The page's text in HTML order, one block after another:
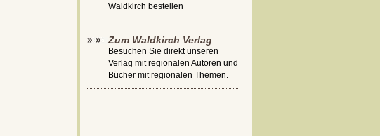
Waldkirch bestellen
Zum Waldkirch Verlag
Besuchen Sie direkt unseren
Verlag mit regionalen Autoren und
Bücher mit regionalen Themen.